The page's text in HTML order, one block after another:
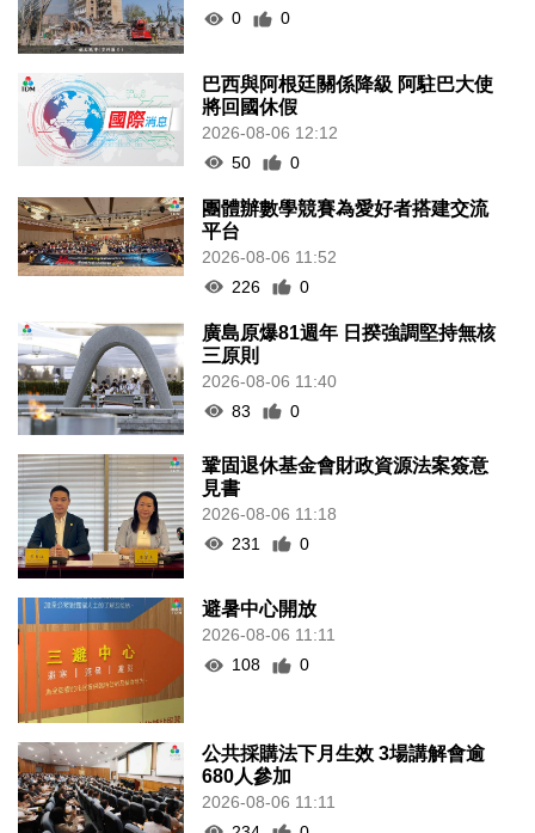
0
0
巴西與阿根廷關係降級 阿駐巴大使
將回國休假
2026-08-06 12:12
50
0
團體辦數學競賽為愛好者搭建交流
平台
2026-08-06 11:52
226
0
廣島原爆81週年 日揆強調堅持無核
三原則
2026-08-06 11:40
83
0
鞏固退休基金會財政資源法案簽意
見書
2026-08-06 11:18
231
0
避暑中心開放
2026-08-06 11:11
108
0
公共採購法下月生效 3場講解會逾
680人參加
2026-08-06 11:11